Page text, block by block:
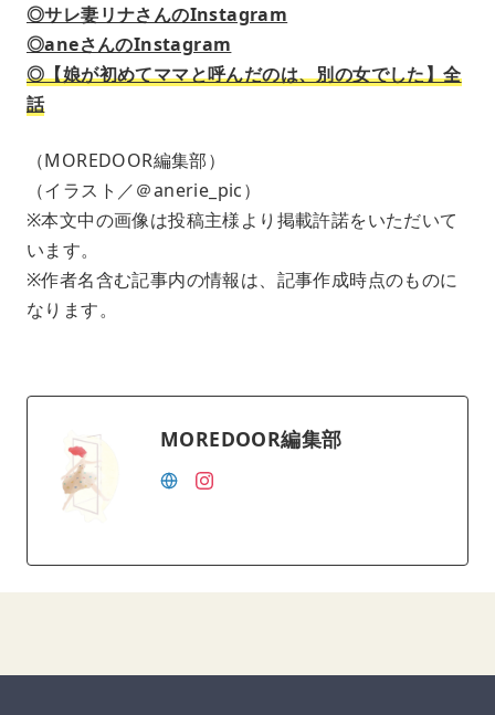
◎サレ妻リナさんのInstagram
◎aneさんのInstagram
◎【娘が初めてママと呼んだのは、別の女でした】全
話
（MOREDOOR編集部）
（イラスト／＠anerie_pic）
※本文中の画像は投稿主様より掲載許諾をいただいて
います。
※作者名含む記事内の情報は、記事作成時点のものに
なります。
MOREDOOR編集部